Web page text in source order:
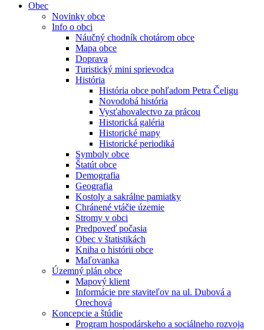
Obec
Novinky obce
Info o obci
Náučný chodník chotárom obce
Mapa obce
Doprava
Turistický mini sprievodca
História
História obce pohľadom Petra Čeligu
Novodobá história
Vysťahovalectvo za prácou
Historická galéria
Historické mapy
Historické periodiká
Symboly obce
Štatút obce
Demografia
Geografia
Kostoly a sakrálne pamiatky
Chránené vtáčie územie
Stromy v obci
Predpoveď počasia
Obec v štatistikách
Kniha o histórii obce
Maľovanka
Územný plán obce
Mapový klient
Informácie pre staviteľov na ul. Dubová a
Orechová
Koncepcie a štúdie
Program hospodárskeho a sociálneho rozvoja